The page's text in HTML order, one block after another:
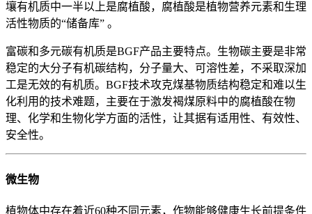
壤有机质中一半以上是腐植酸，腐植酸是植物营养元素和生理
活性物质的“储备库” 。
富碳和多元碳有机质是BGF产品主要特点。生物碳主要是非常
稳定的大分子有机碳结构，分子量大、可溶性差，不采取深加
工是无效的有机质。BGF技术攻克煤基物质结构稳定和难以生
化利用的技术难题，主要在于激发褐煤原料中的腐植酸在物
理、化学和生物化学方面的活性，让其据有适用性、有效性、
安全性。
微生物
植物体中存在着近60种不同元素，作物能够健康生长前提条件